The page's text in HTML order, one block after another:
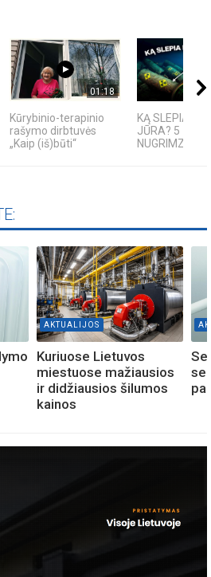
01:18
Kūrybinio-terapinio
rašymo dirbtuvės
„Kaip (iš)būti“
KĄ SLEPIA
JŪRA? 5
AKTUALIJOS
Kuriuose Lietuvos
miestuose mažiausios
ir didžiausios šilumos
kainos